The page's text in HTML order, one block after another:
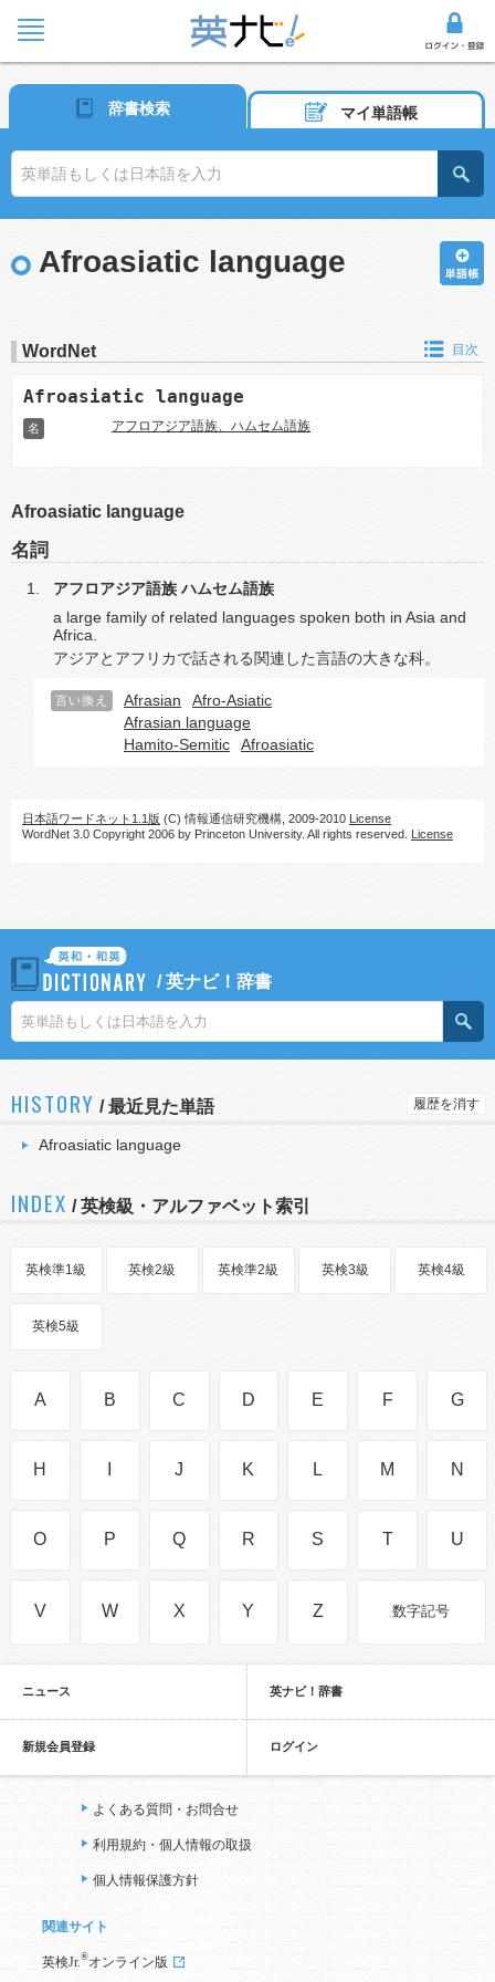
辞書検索 マイ単語帳
Afroasiatic language
WordNet 目次
Afroasiatic language
名 アフロアジア語族、ハムセム語族
Afroasiatic language
名詞
アフロアジア語族 ハムセム語族
a large family of related languages spoken both in Asia and
Africa.
アジアとアフリカで話される関連した言語の大きな科。
言い換え Afrasian
Afro-Asiatic
Afrasian language
Hamito-Semitic
Afroasiatic
日本語ワードネット1.1版 (C) 情報通信研究機構, 2009-2010 License
WordNet 3.0 Copyright 2006 by Princeton University. All rights reserved. License
/英ナビ！辞書
HISTORY /最近見た単語 履歴を消す
Afroasiatic language
INDEX / 英検級・アルファベット索引
英検準1級 英検2級 英検準2級 英検3級 英検4級
英検5級
A B C D E F G
H J K L M N
O P Q R S T U
V W X Y Z 数字記号
ニュース 英ナビ！辞書
新規会員登録 ログイン
よくある質問・お問合せ
利用規約・個人情報の取扱
個人情報保護方針
関連サイト
英検Jr. ®オンライン版